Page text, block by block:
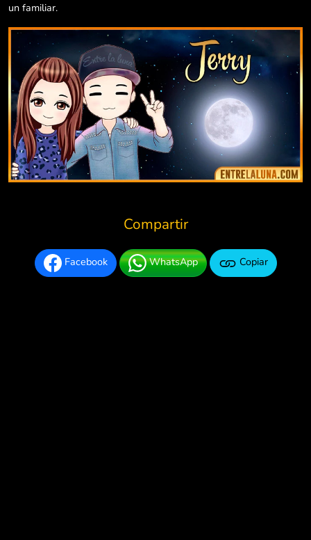
un familiar.
Compartir
Facebook WhatsApp Copiar